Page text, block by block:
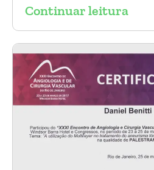
Continuar leitura